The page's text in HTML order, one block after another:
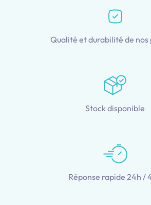
Qualité et durabilité de nos
Stock disponible
Réponse rapide 24h /